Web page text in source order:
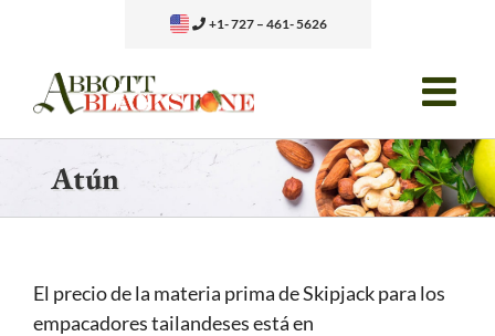
content
+1- 727 – 461- 5626
Atún
El precio de la materia prima de Skipjack para los
empacadores tailandeses está en